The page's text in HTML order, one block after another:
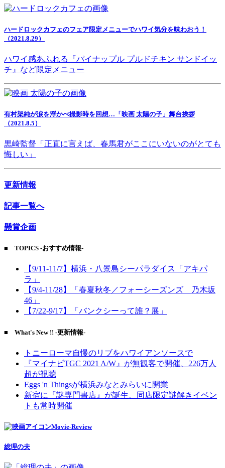
ハードロックカフェのフェア限定メニューでハワイ気分を味わおう！
（2021.8.29）
ハワイ感あふれる『パイナップル プルドチキン サンドイッ
チ』など限定メニュー
有村架純が涙を浮かべ撮影時を回想…「映画 太陽の子」舞台挨拶
（2021.8.5）
黒崎監督「正直に言えば、春馬君がここにいないのがとても
悔しい」
更新情報
記事一覧へ
懸賞企画
■ TOPICS -おすすめ情報-
【9/11-11/7】横浜・八景島シーパラダイス「アキパ
ラ」
【9/4-11/28】「春夏秋冬／フォーシーズンズ 乃木坂
46」
【7/22-9/17】「バンクシーって誰？展」
■ What's New !! -更新情報-
トニーローマ自慢のリブをハワイアンソースで
『マイナビTGC 2021 A/W』が無観客で開催、226万人
超が視聴
Eggs 'n Thingsが横浜みなとみらいに開業
新宿に『謎専門書店』が誕生、同店限定謎解きイベン
トも常時開催
Movie-Review
総理の夫